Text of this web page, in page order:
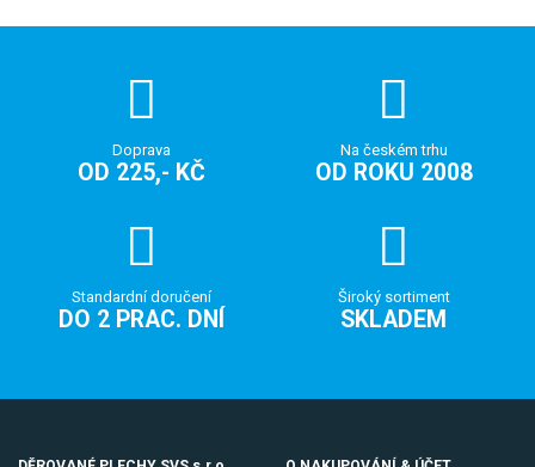
Doprava
OD 225,- KČ
Na českém trhu
OD ROKU 2008
Standardní doručení
DO 2 PRAC. DNÍ
Široký sortiment
SKLADEM